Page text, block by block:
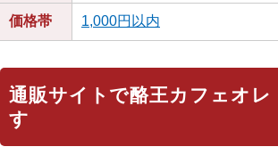
価格帯 1,000円以内
通販サイトで酪王カフェオレ
す